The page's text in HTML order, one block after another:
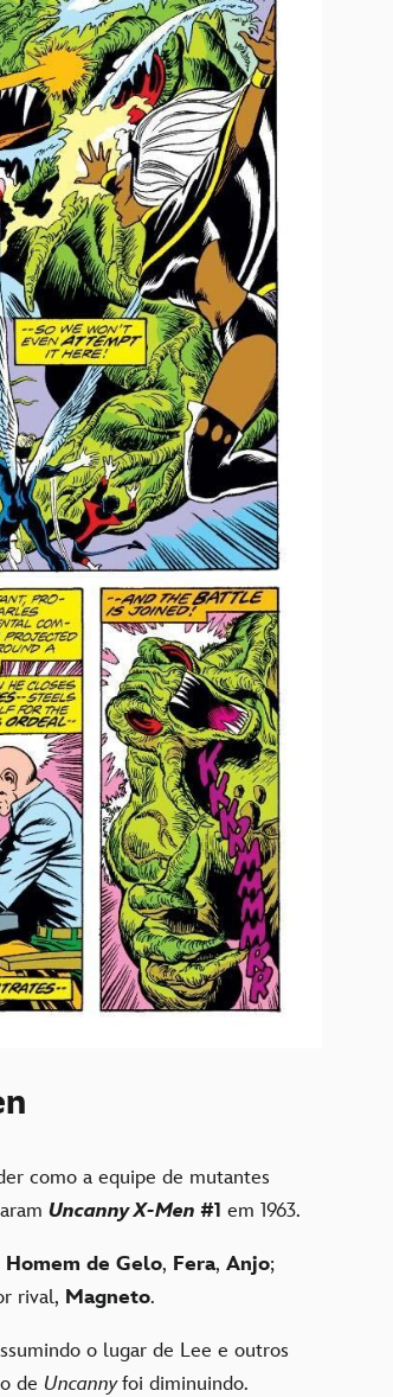
como a equipe de mutantes
Uncanny X-Men #1 em 1963.
Homem de Gelo, Fera, Anjo;
rival, Magneto.
o lugar de Lee e outros
de Uncannyfoi diminuindo.